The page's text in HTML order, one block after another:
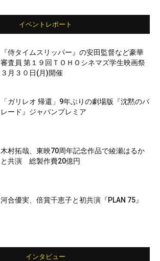
イベントレポート
『侍タイムスリッパー』の安田監督など豪華
審査員 第１９回ＴＯＨＯシネマズ学生映画祭
３月３０日(月)開催
「ガリレオ 帰還」9年ぶりの劇場版『沈黙のパ
レード』ジャパンプレミア
木村拓哉、東映70周年記念作品で綾瀬はるか
と共演 総製作費20億円
河合優実、倍賞千恵子と初共演『PLAN 75』
インタビュー